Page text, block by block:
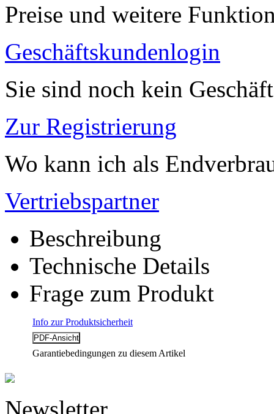
Preise und weitere
Geschäftskundenlogin
Sie sind noch kein
Zur Registrierung
Wo kann ich als
Vertriebspartner
Beschreibung
Technische Details
Frage zum Produkt
Info zur Produktsicherheit
Garantiebedingungen zu diesem Artikel
Newsletter